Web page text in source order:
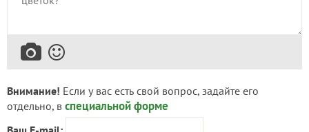
Внимание! Если у вас есть свой вопрос, задайте его
отдельно, в специальной форме